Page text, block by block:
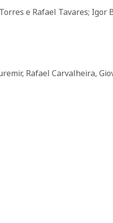
e Rafael Tavares; Igor
Rafael Carvalheira,